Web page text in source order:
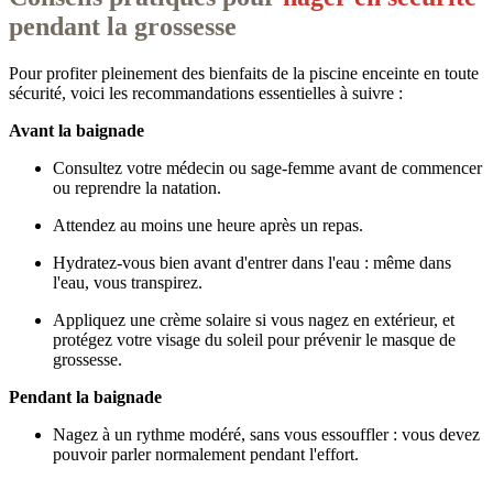
pendant la grossesse
Pour profiter pleinement des bienfaits de la piscine enceinte en toute
sécurité, voici les recommandations essentielles à suivre :
Avant la baignade
Consultez votre médecin ou sage-femme avant de commencer
ou reprendre la natation.
Attendez au moins une heure après un repas.
Hydratez-vous bien avant d'entrer dans l'eau : même dans
l'eau, vous transpirez.
Appliquez une crème solaire si vous nagez en extérieur, et
protégez votre visage du soleil pour prévenir le masque de
grossesse.
Pendant la baignade
Nagez à un rythme modéré, sans vous essouffler : vous devez
pouvoir parler normalement pendant l'effort.